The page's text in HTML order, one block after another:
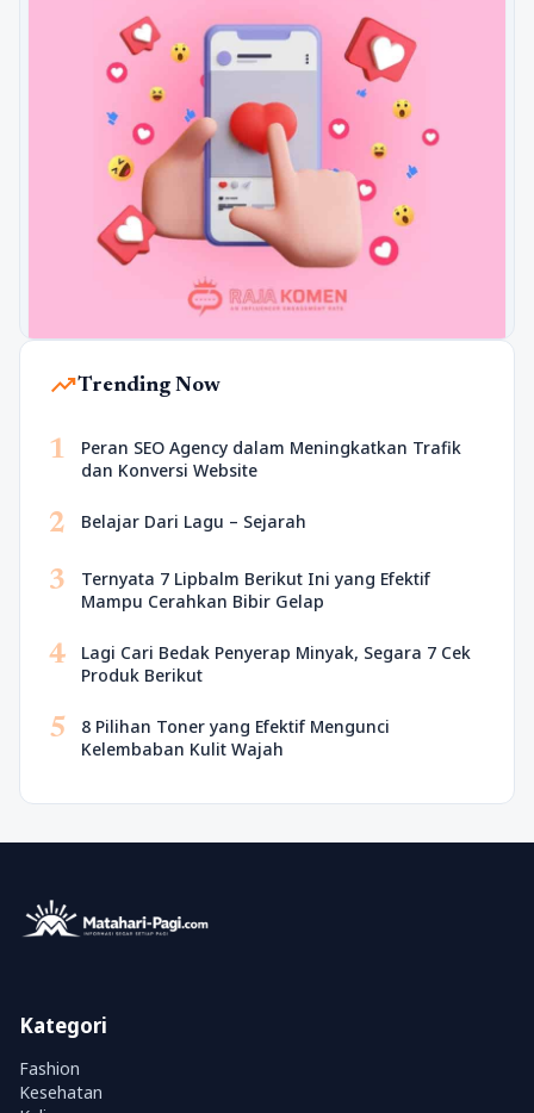
trending_upTrending Now
1
Peran SEO Agency dalam Meningkatkan Trafik
dan Konversi Website
2 Belajar Dari Lagu – Sejarah
3
Ternyata 7 Lipbalm Berikut Ini yang Efektif
Mampu Cerahkan Bibir Gelap
4
Lagi Cari Bedak Penyerap Minyak, Segara 7 Cek
Produk Berikut
5
8 Pilihan Toner yang Efektif Mengunci
Kelembaban Kulit Wajah
Kategori
Fashion
Kesehatan